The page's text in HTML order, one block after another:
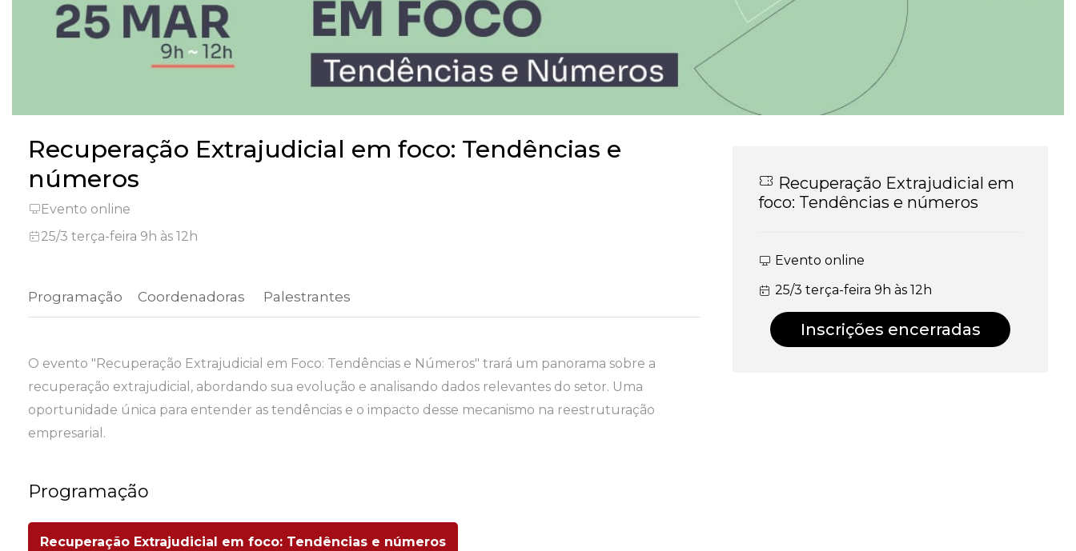
Recuperação Extrajudicial em foco: Tendências e
números
Evento online
25/3 terça-feira 9h às 12h
Programação Coordenadoras Palestrantes
O evento "Recuperação Extrajudicial em Foco: Tendências e Números" trará um panorama sobre a
recuperação extrajudicial, abordando sua evolução e analisando dados relevantes do setor. Uma
oportunidade única para entender as tendências e o impacto desse mecanismo na reestruturação
empresarial.
Programação
Recuperação Extrajudicial em foco: Tendências e números
Recuperação Extrajudicial em
foco: Tendências e números
Evento online
25/3 terça-feira 9h às 12h
Inscrições encerradas